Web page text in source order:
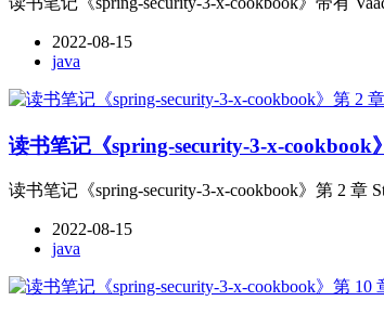
2022-08-15
java
读书笔记《spring-security-3-x-cookbook
读书笔记《spring-security-3-x-cookbook》第 2 章
2022-08-15
java